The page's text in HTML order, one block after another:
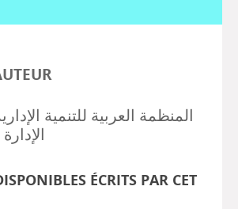
ÉCRITS PAR CET